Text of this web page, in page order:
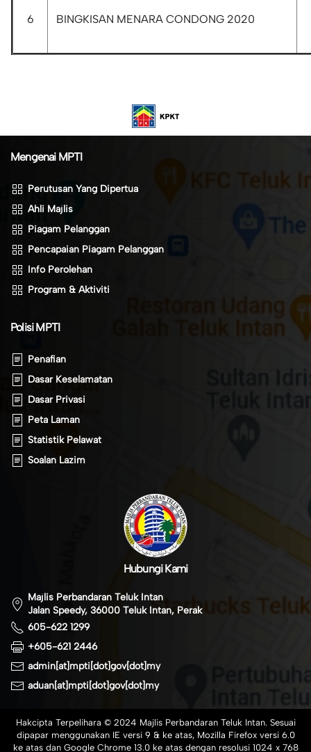
6 BINGKISAN MENARA CONDONG 2020
Mengenai MPTI
Perutusan Yang Dipertua
Ahli Majlis
Piagam Pelanggan
Pencapaian Piagam Pelanggan
Info Perolehan
Program & Aktiviti
Polisi MPTI
Penafian
Dasar Keselamatan
Dasar Privasi
Peta Laman
Statistik Pelawat
Soalan Lazim
Hubungi Kami
Majlis Perbandaran Teluk Intan
Jalan Speedy, 36000 Teluk Intan, Perak
605-622 1299
+605-621 2446
admin[at]mpti[dot]gov[dot]my
aduan[at]mpti[dot]gov[dot]my
Hakcipta Terpelihara © 2024 Majlis Perbandaran Teluk Intan. Sesuai
dipapar menggunakan IE versi 9 & ke atas, Mozilla Firefox versi 6.0
ke atas dan Google Chrome 13.0 ke atas dengan resolusi 1024 x 768